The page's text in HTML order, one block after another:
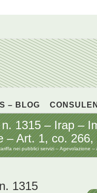
– BLOG
1315 – Irap –
– Art. 1, co.
nei pubblici servizi – Agevolazione
1315